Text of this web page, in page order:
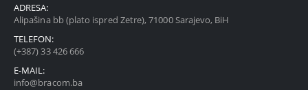
ADRESA:
Alipašina bb (plato ispred Zetre), 71000 Sarajevo, BiH
TELEFON:
(+387) 33 426 666
E-MAIL:
info@bracom.ba